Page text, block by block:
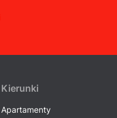
Kierunki
Apartamenty